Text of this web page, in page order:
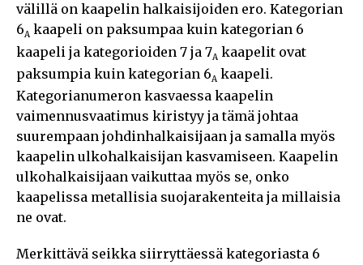
välillä on kaapelin halkaisijoiden ero. Kategorian
6A kaapeli on paksumpaa kuin kategorian 6
kaapeli ja kategorioiden 7 ja 7A kaapelit ovat
paksumpia kuin kategorian 6A kaapeli.
Kategorianumeron kasvaessa kaapelin
vaimennusvaatimus kiristyy ja tämä johtaa
suurempaan johdinhalkaisijaan ja samalla myös
kaapelin ulkohalkaisijan kasvamiseen. Kaapelin
ulkohalkaisijaan vaikuttaa myös se, onko
kaapelissa metallisia suojarakenteita ja millaisia
ne ovat.
Merkittävä seikka siirryttäessä kategoriasta 6